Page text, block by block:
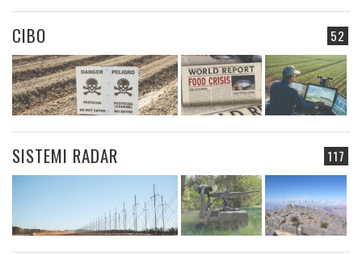
52
CIBO
117
SISTEMI RADAR